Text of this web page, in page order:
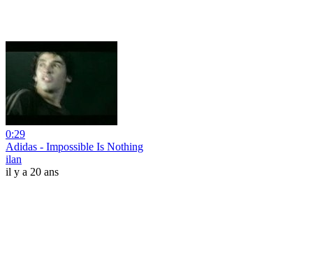
0:29
Adidas - Impossible Is Nothing
ilan
il y a 20 ans